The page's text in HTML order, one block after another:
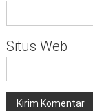
Situs Web